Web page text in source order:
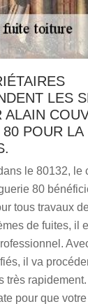
LES
ALAIN
POUR LA
le 80132, le
80
tous travaux
de fuites, il
il va
très
pour que